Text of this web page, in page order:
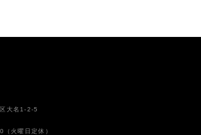
大名1-2-5
火曜日定休）